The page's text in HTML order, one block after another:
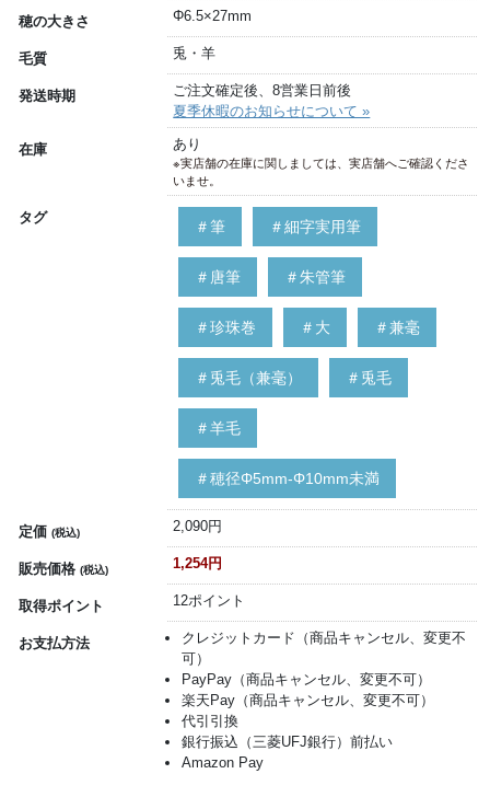
穂の大きさ Φ6.5×27mm
毛質 兎・羊
発送時期
ご注文確定後、8営業日前後
夏季休暇のお知らせについて »
在庫 あり
※実店舗の在庫に関しましては、実店舗へご確認くださ
いませ。
タグ
＃筆 ＃細字実用筆
＃唐筆 ＃朱管筆
＃珍珠巻 ＃大 ＃兼毫
＃兎毛（兼毫） ＃兎毛
＃羊毛
＃穂径Φ5mm-Φ10mm未満
定価 (税込) 2,090円
販売価格 (税込) 1,254円
取得ポイント 12ポイント
お支払方法
クレジットカード（商品キャンセル、変更不
可）
PayPay（商品キャンセル、変更不可）
楽天Pay（商品キャンセル、変更不可）
代引引換
銀行振込（三菱UFJ銀行）前払い
Amazon Pay